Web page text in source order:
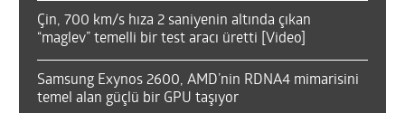
Çin, 700 km/s hıza 2 saniyenin altında çıkan
“maglev” temelli bir test aracı üretti [Video]
Samsung Exynos 2600, AMD’nin RDNA4 mimarisini
temel alan güçlü bir GPU taşıyor